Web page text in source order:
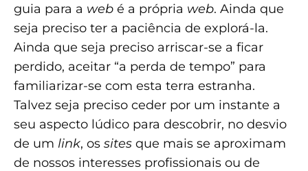
guia para a web é a própria web. Ainda que
seja preciso ter a paciência de explorá-la.
Ainda que seja preciso arriscar-se a ficar
perdido, aceitar “a perda de tempo” para
familiarizar-se com esta terra estranha.
Talvez seja preciso ceder por um instante a
seu aspecto lúdico para descobrir, no desvio
de um link, os sites que mais se aproximam
de nossos interesses profissionais ou de